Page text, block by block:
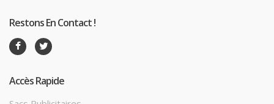
Restons En Contact !
Accès Rapide